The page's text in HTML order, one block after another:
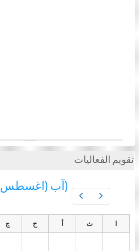
تقويم الفعاليات
(آب (اغسطس
ث خ ج